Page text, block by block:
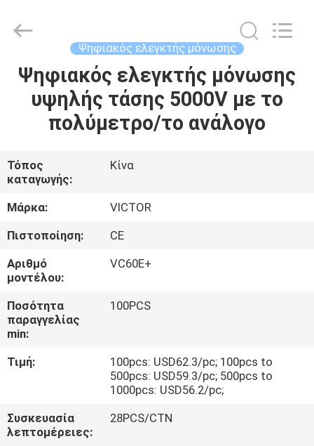
ΣΠΊΤΙ
ΠΡΟΪΌΝΤΑ
ΠΕΡΊΠΟΥ
ΕΜΕΊΣ
ΓΎΡΟΣ
ΕΡΓΟΣΤΑΣΊΩΝ
ΠΟΙΟΤΙΚΌΣ
ΈΛΕΓΧΟΣ
ΜΑΣ
ΣΕ
Rights
Ψηφιακός ελεγκτής μόνωσης
Ψηφιακός ελεγκτής μόνωσης
υψηλής τάσης 5000V με το
πολύμετρο/το ανάλογο
Τόπος
καταγωγής:
Κίνα
Μάρκα:
VICTOR
Πιστοποίηση:
CE
Αριθμό
μοντέλου:
VC60E+
Ποσότητα
παραγγελίας
min:
100PCS
Τιμή:
100pcs: USD62.3/pc; 100pcs to
500pcs: USD59.3/pc; 500pcs to
1000pcs: USD56.2/pc;
Συσκευασία
λεπτομέρειες:
28PCS/CTN